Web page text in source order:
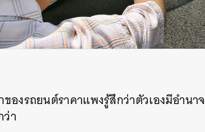
องรถยนต์ราคาแพงรู้สึกว่าตัวเองมีอำนาจ
า